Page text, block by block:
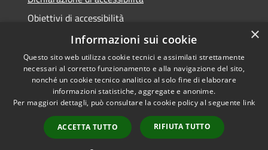
Obiettivi di accessibilità
Accessibilità
Privacy
Mappa del sito
×
Informazioni sui cookie
Questo sito web utilizza cookie tecnici e assimilati strettamente
necessari al corretto funzionamento e alla navigazione del sito,
nonché un cookie tecnico analitico al solo fine di elaborare
informazioni statistiche, aggregate e anonime.
Per maggiori dettagli, può consultare la cookie policy al seguente link
ACCETTA TUTTO RIFIUTA TUTTO